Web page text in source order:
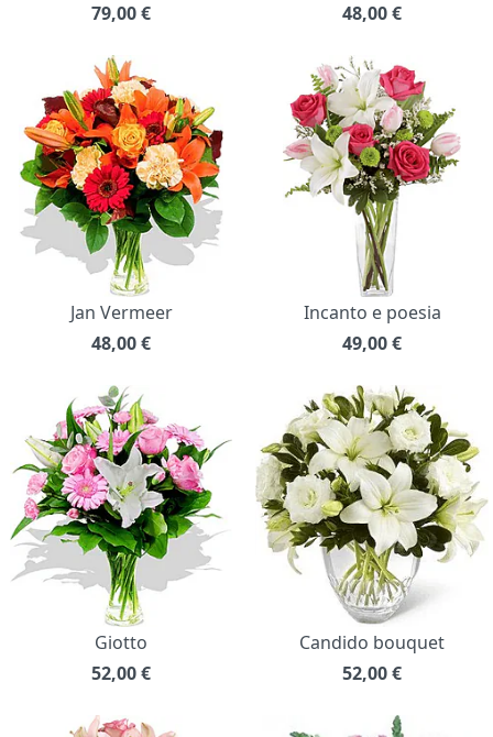
79,00€
48,00€
Jan Vermeer
48,00€
Incanto e poesia
49,00€
Giotto
52,00€
Candido bouquet
52,00€